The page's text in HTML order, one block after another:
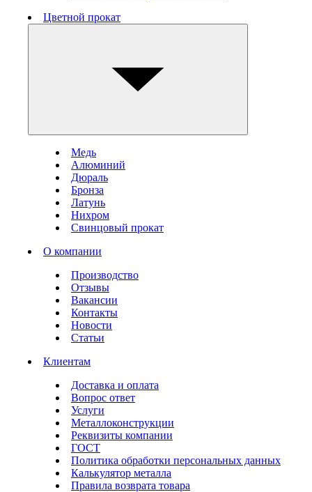
Цветной прокат
Медь
Алюминий
Дюраль
Бронза
Латунь
Нихром
Свинцовый прокат
О компании
Производство
Отзывы
Вакансии
Контакты
Новости
Статьи
Клиентам
Доставка и оплата
Вопрос ответ
Услуги
Металлоконструкции
Реквизиты компании
ГОСТ
Политика обработки персональных данных
Калькулятор металла
Правила возврата товара